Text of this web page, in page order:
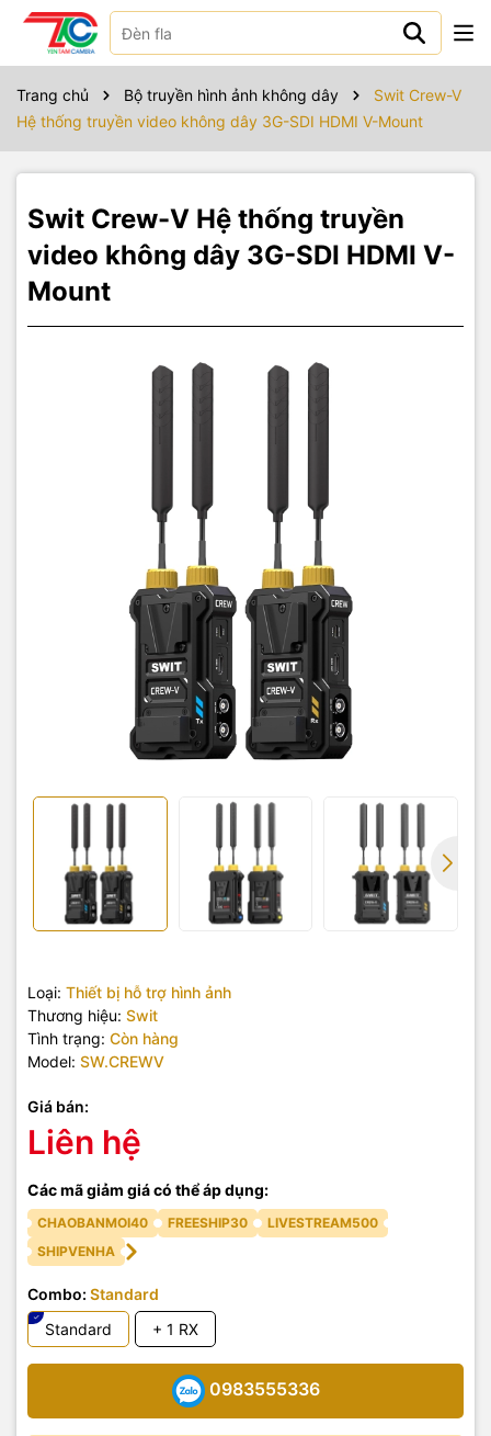
Trang chủ Bộ truyền hình ảnh không dây
Swit Crew-V
Hệ thống truyền video không dây 3G-SDI HDMI V-Mount
Swit Crew-V Hệ thống truyền
video không dây 3G-SDI HDMI V-
Mount
Loại: Thiết bị hỗ trợ hình ảnh
Thương hiệu: Swit
Tình trạng: Còn hàng
Model: SW.CREWV
Giá bán:
Liên hệ
Các mã giảm giá có thể áp dụng:
CHAOBANMOI40 FREESHIP30
LIVESTREAM500
SHIPVENHA
Combo: Standard
Standard
+ 1 RX
0983555336
Sản phẩm bao gồm